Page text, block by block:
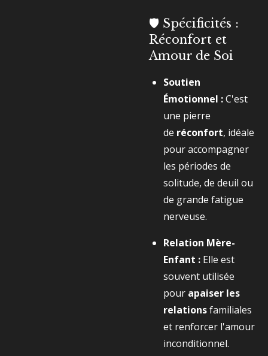
🛡️ Spécificités :
Réconfort et
Amour de Soi
Soutien
Émotionnel :C'est
une pierre
de réconfort, idéale
pour accompagner
les périodes de
solitude, de deuil ou
de grande fatigue
nerveuse.
Relation Mère-
Enfant : Elle est
souvent utilisée
pour apaiser les
relationsfamiliales
et renforcer l'amour
inconditionnel.